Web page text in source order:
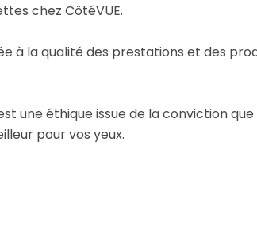
chez CôtéVUE.
à la qualité des prestations et des
une éthique issue de la conviction que
pour vos yeux.